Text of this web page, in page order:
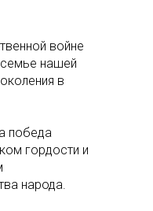
войне
нашей
в
победа
гордости и
народа.